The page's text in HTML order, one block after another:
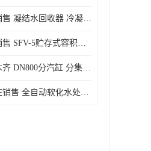
河北销售 凝结水回收器 冷凝水回收器
银川销售 SFV-5贮存式容积式换热器
乌鲁木齐 DN800分汽缸 分集水器
石家庄销售 全自动软化水处理器